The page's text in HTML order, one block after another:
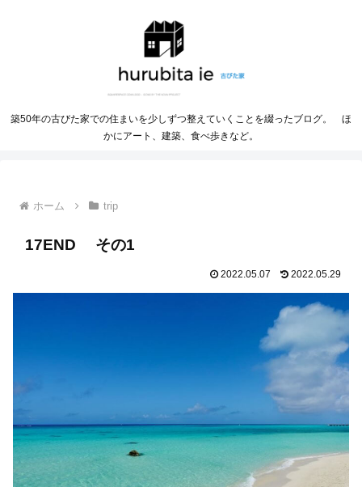
築50年の古びた家での住まいを少しずつ整えていくことを綴ったブログ。 ほ
かにアート、建築、食べ歩きなど。
ホーム trip
17END その1
2022.05.07 2022.05.29